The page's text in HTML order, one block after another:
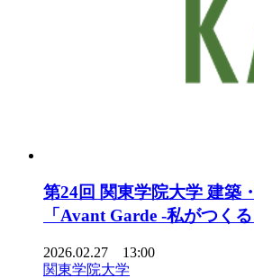
第24回 関東学院大学 建築
「Avant Garde -私がつくる
2026.02.27 13:00
関東学院大学